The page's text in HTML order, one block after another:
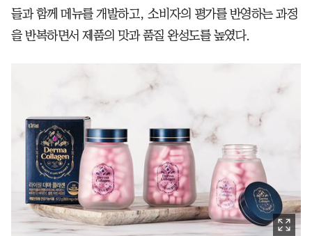
들과 함께 메뉴를 개발하고, 소비자의 평가를 반영하는 과정
을 반복하면서 제품의 맛과 품질 완성도를 높였다.